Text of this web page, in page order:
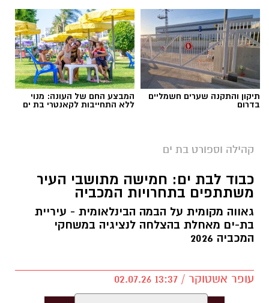
כעת פניו לאתגר הבא – אליפות העולם בזריקת
דיסקוס למאסטרס, שתתקיים ב־22 באוגוסט בדרום
קוריאה, שם ייצג את ישראל וינסה להמשיך את
רצף ההצלחות.
בעיר בת ים בירכו על הישגיו ואיחלו לו הצלחה רבה
יש לכם מידע חשוב שטרם נחשף? צילומים מאירוע
אותנו
אנדריי קירנוסוב, תלמיד כיתה ח' בבית הספר מקיף
כשהוכתר גם לאלוף המכביה וגם לאלוף ישראל
בקראטה, במסגרת יום תחרויות שנערך ביום חמישי
(9 ביולי) ברעננה.
במהלך היום התקיימו שניים מהטורנירים היוקרתיים
ואליפות ישראל – ובשניהם עמד אנדריי על ראש
תיקון והתקנה שערים חשמליים
בדרום
המבצע החם של העונה: מנוי
ללא התחייבות לקאנטרי בת ים
קהילה וספורט בת ים
כבוד לבת ים: חמישה מתושבי העיר
משתתפים בתחרויות המכביה
גאווה מקומית על הבמה הבינלאומית - עיריית
בת-ים מאחלת בהצלחה לנציגיה במשחקי
המכביה 2026
עופר אשטוקר / 13:37 02.07.26